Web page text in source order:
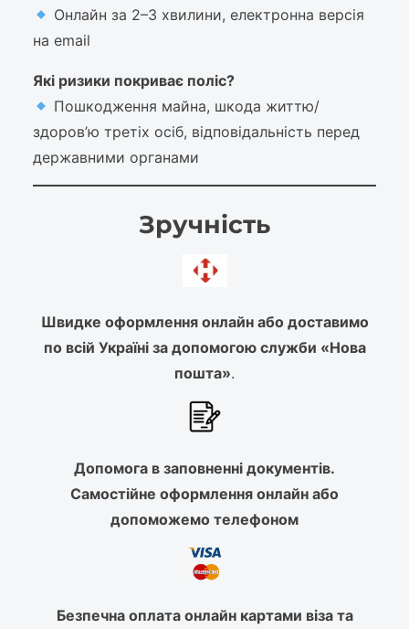
Онлайн за 2–3 хвилини, електронна версія
на email
Які ризики покриває поліс?
Пошкодження майна, шкода життю/
здоров’ю третіх осіб, відповідальність перед
державними органами
Зручність
Швидке оформлення онлайн або доставимо
по всій Україні за допомогою служби «Нова
пошта».
Допомога в заповненні документів.
Самостійне оформлення онлайн або
допоможемо телефоном
Безпечна оплата онлайн картами віза та